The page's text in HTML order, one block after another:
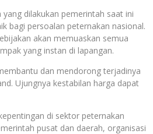
dilakukan pemerintah saat ini
bagi persoalan peternakan nasional.
akan memuaskan semua
yang instan di lapangan.
dan mendorong terjadinya
Ujungnya kestabilan harga dapat
di sektor peternakan
pusat dan daerah, organisasi